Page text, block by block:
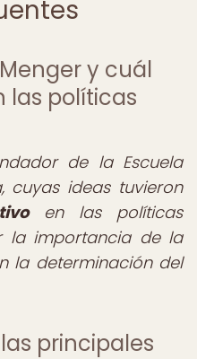
y cuál
las políticas
de la Escuela
cuyas ideas tuvieron
en las políticas
la importancia de la
la determinación del
principales